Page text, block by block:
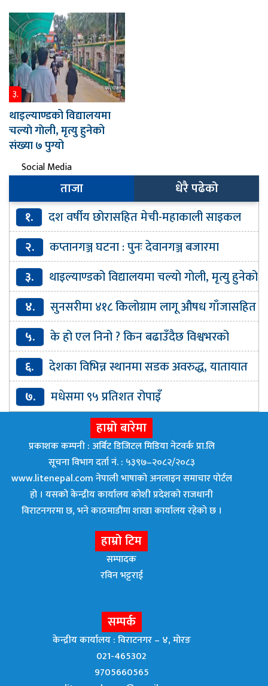
३.
थाइल्याण्डको विद्यालयमा
चल्याे गाेली, मृत्यु हुनेको
संख्या ७ पुग्यो
Social Media
ताजा
धेरै पढेको
१.
दश वर्षीय छोरासहित मेची-महाकाली साइकल
यात्रा२.
कप्तानगञ्ज घटना : पुनः देवानगञ्ज बजारमा
आन्दोलन
३.
थाइल्याण्डको विद्यालयमा चल्याे गाेली, मृत्यु हुनेको
संख्या ७ पुग्यो
४.
सुनसरीमा ४१८ किलोग्राम लागू औषध गाँजासहित
४ जना पक्राउ
५.
के हो एल निनो ? किन बढाउँदैछ विश्वभरको
तापक्रम ?
६.
देशका विभिन्न स्थानमा सडक अवरुद्ध, यातायात
प्रभावित
७.
मधेसमा ९५ प्रतिशत रोपाइँ
हाम्रो बारेमा
प्रकाशक कम्पनी : अर्बिट डिजिटल मिडिया नेटवर्क प्रा.लि
सूचना विभाग दर्ता नं. : ५३९७–२०८२/२०८३
www.litenepal.com नेपाली भाषाको अनलाइन समाचार पोर्टल
हो । यसको केन्द्रीय कार्यालय कोशी प्रदेशको राजधानी
विराटनगरमा छ, भने काठमाडाैंमा शाखा कार्यालय रहेकाे छ ।
हाम्रो टिम
सम्पादक
रविन भट्टराई
सम्पर्क
केन्द्रीय कार्यालय : विराटनगर – ४, मोरङ
021-465302
9705660565